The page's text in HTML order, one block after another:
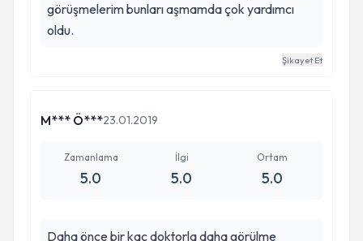
görüşmelerim bunları aşmamda çok yardımcı
oldu.
Şikayet Et
M*** Ö***23.01.2019
Zamanlama
5.0
İlgi
5.0
Ortam
5.0
Daha önce bir kaç doktorla daha görülme